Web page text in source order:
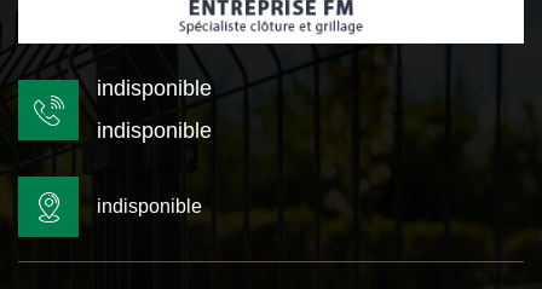
indisponible
indisponible
indisponible